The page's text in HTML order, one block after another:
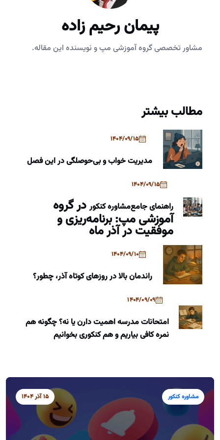
پیمان رحیم زاده
مشاور تخصصی گروه آموزشی مپ و نویسنده این مقاله.
مطالب بیشتر
1404/09/15
مدیریت خواب و بی‌حوصلگی در این فصل
1404/09/15
راهنمای جامعمشاوره کنکوردر گروه
آموزشی مپ: برنامه‌ریزی و
موفقیت در آذر ماه
1404/09/10
راندمان بالا در روزهای کوتاه آذر، چطور؟
1404/09/09
امتحانات مدرسه اهمیت دارن یا نه؟ چگونه هم
نمره کافی بیاریم و هم کنکوری بخوانیم
مشاوره کنکور 15 آذر 1404